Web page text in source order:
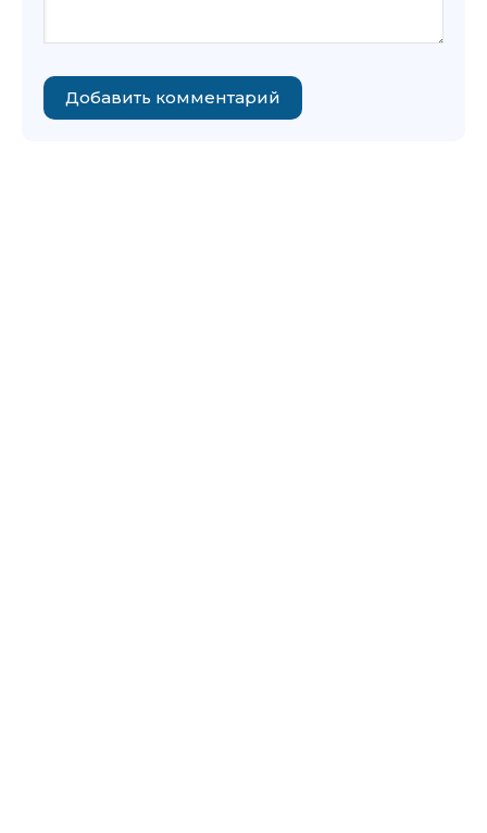
Добавить комментарий